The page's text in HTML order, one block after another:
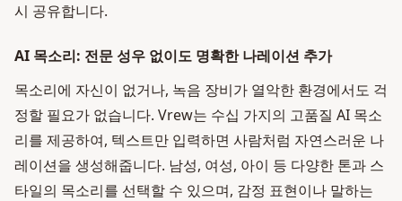
시 공유합니다.
AI 목소리: 전문 성우 없이도 명확한 나레이션 추가
목소리에 자신이 없거나, 녹음 장비가 열악한 환경에서도 걱
정할 필요가 없습니다. Vrew는 수십 가지의 고품질 AI 목소
리를 제공하여, 텍스트만 입력하면 사람처럼 자연스러운 나
레이션을 생성해줍니다. 남성, 여성, 아이 등 다양한 톤과 스
타일의 목소리를 선택할 수 있으며, 감정 표현이나 말하는